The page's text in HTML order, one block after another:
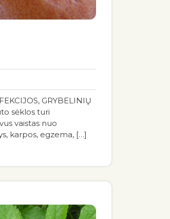
GRYBELINIŲ
sėklos turi
vaistas nuo
karpos, egzema, […]